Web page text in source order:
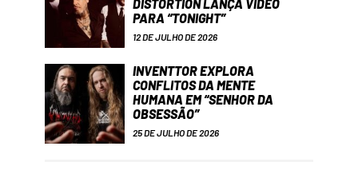
DISTORTION LANÇA VÍDEO
PARA “TONIGHT”
12 DE JULHO DE 2026
INVENTTOR EXPLORA
CONFLITOS DA MENTE
HUMANA EM “SENHOR DA
OBSESSÃO”
25 DE JULHO DE 2026